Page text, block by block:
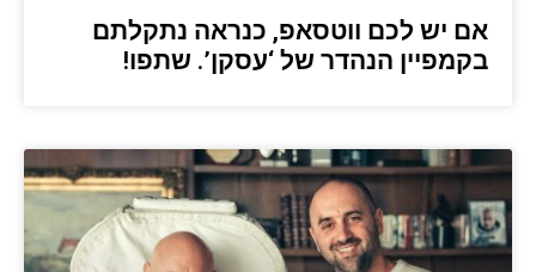
אם יש לכם ווטסאפ, כנראה נתקלתם
בקמפיין הנהדר של ‘עסקן’. שתפו!